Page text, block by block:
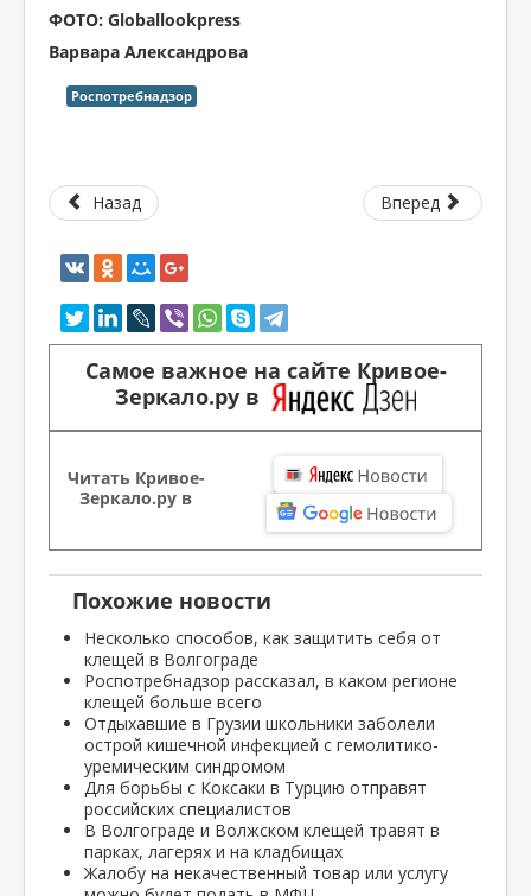
ФОТО: Globallookpress
Варвара Александрова
Роспотребнадзор
Назад Вперед
Самое важное на сайте Кривое-
Зеркало.ру в
Читать Кривое-
Зеркало.ру в
Похожие новости
Несколько способов, как защитить себя от
клещей в Волгограде
Роспотребнадзор рассказал, в каком регионе
клещей больше всего
Отдыхавшие в Грузии школьники заболели
острой кишечной инфекцией с гемолитико-
уремическим синдромом
Для борьбы с Коксаки в Турцию отправят
российских специалистов
В Волгограде и Волжском клещей травят в
парках, лагерях и на кладбищах
Жалобу на некачественный товар или услугу